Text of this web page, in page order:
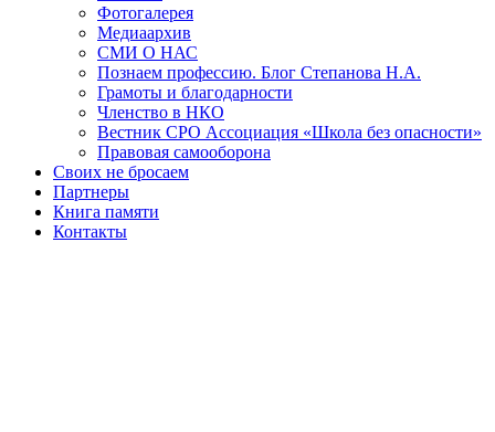
Фотогалерея
Медиаархив
СМИ О НАС
Познаем профессию. Блог Степанова Н.А.
Грамоты и благодарности
Членство в НКО
Вестник СРО Ассоциация «Школа без опасности»
Правовая самооборона
Своих не бросаем
Партнеры
Книга памяти
Контакты